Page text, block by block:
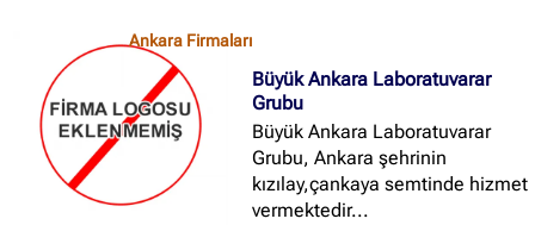
Ankara Firmaları
Büyük Ankara Laboratuvarar
Grubu
Büyük Ankara Laboratuvarar
Grubu, Ankara şehrinin
kızılay,çankaya semtinde hizmet
vermektedir...